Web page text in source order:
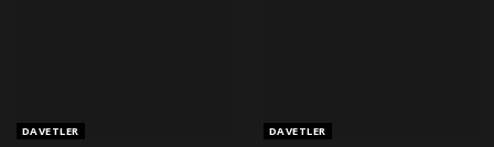
DAVETLER DAVETLER